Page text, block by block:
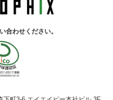
合わせください。